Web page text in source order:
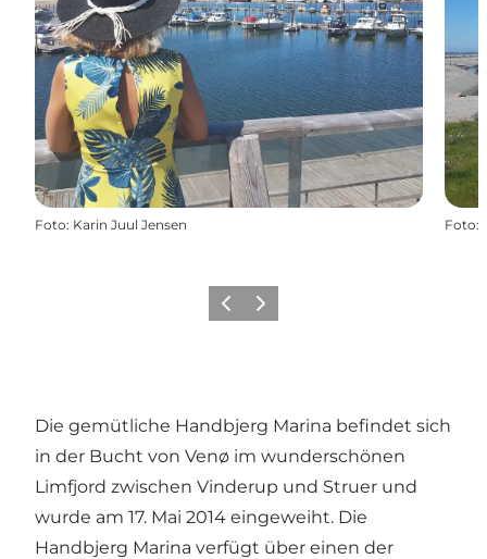
Foto: Karin Juul Jensen Foto:
ZurückWeiter
Die gemütliche Handbjerg Marina befindet sich
in der Bucht von Venø im wunderschönen
Limfjord zwischen Vinderup und Struer und
wurde am 17. Mai 2014 eingeweiht. Die
Handbjerg Marina verfügt über einen der